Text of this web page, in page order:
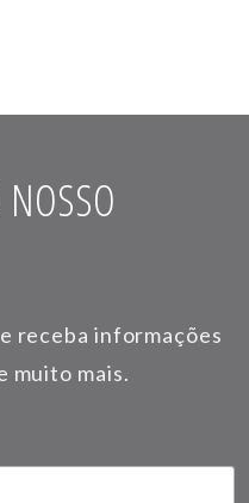
NOSSO
receba informações
muito mais.